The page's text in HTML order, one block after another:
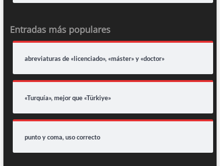
Entradas más populares
abreviaturas de «licenciado», «máster» y «doctor»
«Turquía», mejor que «Türkiye»
punto y coma, uso correcto